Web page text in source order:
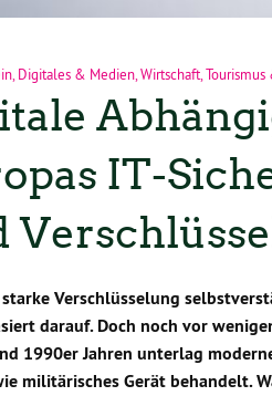
,Digitales & Medien,Wirtschaft, Tourismus
IT-
Verschlüsselung
darauf. Doch noch vor
1990er Jahren unterlag
militärisches Gerät behandelt.